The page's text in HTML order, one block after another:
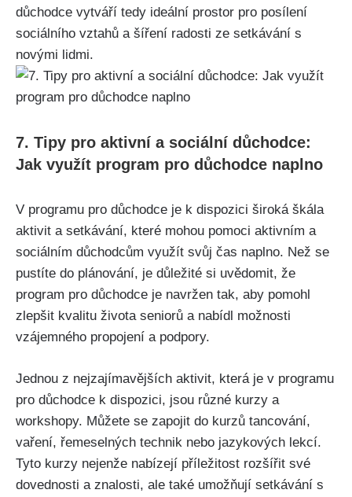
důchodce vytváří tedy ideální prostor pro ⁤posílení
sociálního vztahů a šíření radosti ze setkávání⁣ s
novými lidmi.
7. Tipy pro aktivní a sociální důchodce:
Jak využít program pro důchodce naplno
V programu pro důchodce⁤ je k dispozici široká škála
aktivit a setkávání, které mohou pomoci aktivním a
sociálním důchodcům využít svůj čas‌ naplno. Než se
pustíte do plánování, je důležité si uvědomit, že
program pro důchodce je navržen tak, aby pomohl
zlepšit kvalitu života seniorů a nabídl možnosti
vzájemného propojení a podpory.
Jednou z nejzajímavějších aktivit, ⁤která ⁣je v programu
pro důchodce k dispozici, jsou ⁢různé kurzy‌ a
workshopy. Můžete se zapojit do kurzů tancování,
vaření, řemeselných technik nebo jazykových lekcí.
Tyto kurzy nejenže nabízejí příležitost rozšířit své
dovednosti a znalosti, ale​ také⁣ umožňují setkávání s⁣